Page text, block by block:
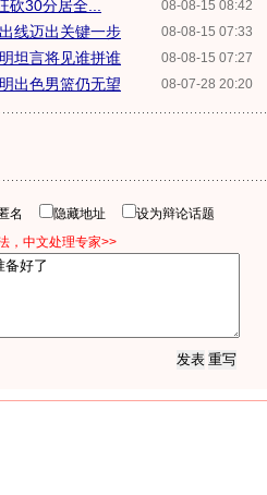
08-08-15 08:42
30分居全...
08-08-15 07:33
线迈出关键一步
08-08-15 07:27
坦言将见谁拼谁
08-07-28 20:20
出色男篮仍无望
名 隐藏地址
设为辩论话题
，中文处理专家>>